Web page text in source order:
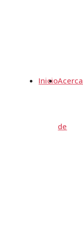
InicioAcerca
de